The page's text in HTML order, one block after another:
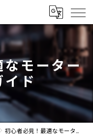
なモーター
ド
初心者必見！最適なモーターの選び方ガイド